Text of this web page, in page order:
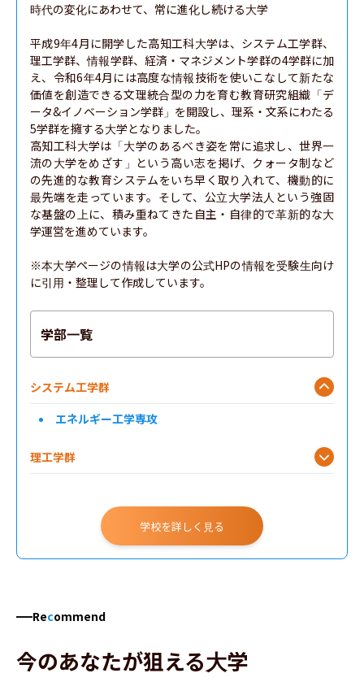
時代の変化にあわせて、常に進化し続ける大学
平成9年4月に開学した高知工科大学は、システム工学群、
理工学群、情報学群、経済・マネジメント学群の4学群に加
え、令和6年4月には高度な情報技術を使いこなして新たな
価値を創造できる文理統合型の力を育む教育研究組織「デ
ータ&イノベーション学群」を開設し、理系・文系にわたる
5学群を擁する大学となりました。
高知工科大学は「大学のあるべき姿を常に追求し、世界一
流の大学をめざす」という高い志を掲げ、クォータ制など
の先進的な教育システムをいち早く取り入れて、機動的に
最先端を走っています。そして、公立大学法人という強固
な基盤の上に、積み重ねてきた自主・自律的で革新的な大
学運営を進めています。
※本大学ページの情報は大学の公式HPの情報を受験生向け
に引用・整理して作成しています。
学部一覧
システム工学群
エネルギー工学専攻
理工学群
学校を詳しく見る
Recommend
今のあなたが狙える大学